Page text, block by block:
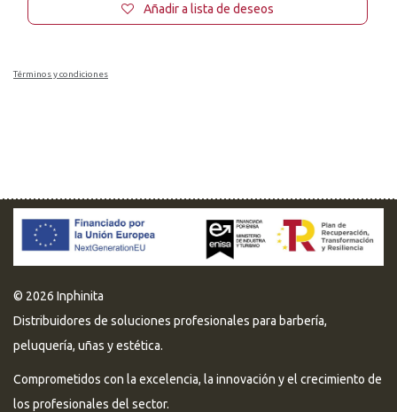
Añadir a lista de deseos
Términos y condiciones
© 2026 Inphinita
Distribuidores de soluciones profesionales para barbería,
peluquería, uñas y estética.
Comprometidos con la excelencia, la innovación y el crecimiento de
los profesionales del sector.